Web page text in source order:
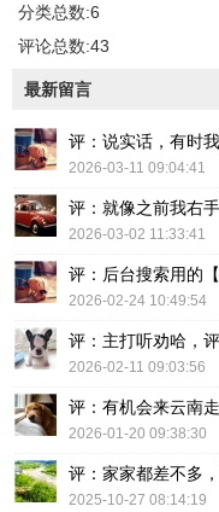
分类总数:6
评论总数:43
最新留言
评：说实话，有时
2026-03-11 09:04:41
评：就像之前我右
2026-03-02 11:33:41
评：后台搜索用的
2026-02-24 10:49:54
评：主打听劝哈，
2026-02-11 09:03:56
评：有机会来云南走
2026-01-20 09:38:30
评：家家都差不多
2025-10-27 08:14:19